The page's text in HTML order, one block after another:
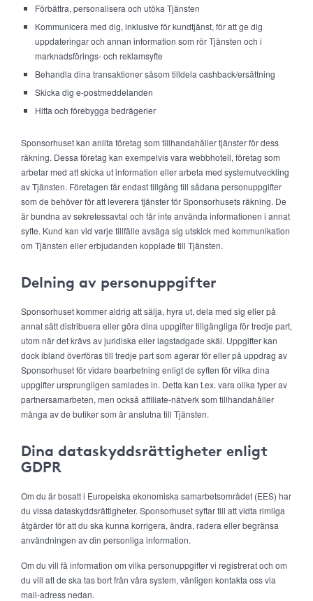
Förbättra, personalisera och utöka Tjänsten
Kommunicera med dig, inklusive för kundtjänst, för att ge dig
uppdateringar och annan information som rör Tjänsten och i
marknadsförings- och reklamsyfte
Behandla dina transaktioner såsom tilldela cashback/ersättning
Skicka dig e-postmeddelanden
Hitta och förebygga bedrägerier
Sponsorhuset kan anlita företag som tillhandahåller tjänster för dess
räkning. Dessa företag kan exempelvis vara webbhotell, företag som
arbetar med att skicka ut information eller arbeta med systemutveckling
av Tjänsten. Företagen får endast tillgång till sådana personuppgifter
som de behöver för att leverera tjänster för Sponsorhusets räkning. De
är bundna av sekretessavtal och får inte använda informationen i annat
syfte. Kund kan vid varje tillfälle avsäga sig utskick med kommunikation
om Tjänsten eller erbjudanden kopplade till Tjänsten.
Delning av personuppgifter
Sponsorhuset kommer aldrig att sälja, hyra ut, dela med sig eller på
annat sätt distribuera eller göra dina uppgifter tillgängliga för tredje part,
utom när det krävs av juridiska eller lagstadgade skäl. Uppgifter kan
dock ibland överföras till tredje part som agerar för eller på uppdrag av
Sponsorhuset för vidare bearbetning enligt de syften för vilka dina
uppgifter ursprungligen samlades in. Detta kan t.ex. vara olika typer av
partnersamarbeten, men också affiliate-nätverk som tillhandahåller
många av de butiker som är anslutna till Tjänsten.
Dina dataskyddsrättigheter enligt
GDPR
Om du är bosatt i Europeiska ekonomiska samarbetsområdet (EES) har
du vissa dataskyddsrättigheter. Sponsorhuset syftar till att vidta rimliga
åtgärder för att du ska kunna korrigera, ändra, radera eller begränsa
användningen av din personliga information.
Om du vill få information om vilka personuppgifter vi registrerat och om
du vill att de ska tas bort från våra system, vänligen kontakta oss via
mail-adress nedan.